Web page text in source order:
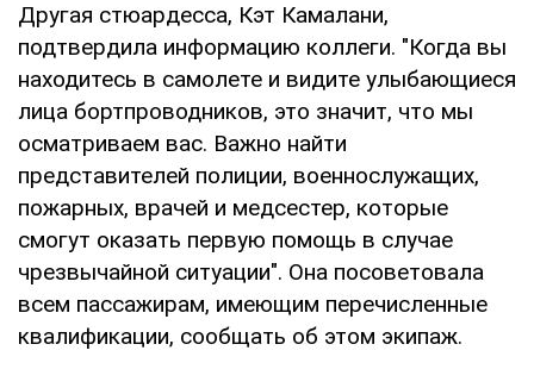
Другая стюардесса, Кэт Камалани,
подтвердила информацию коллеги. "Когда вы
находитесь в самолете и видите улыбающиеся
лица бортпроводников, это значит, что мы
осматриваем вас. Важно найти
представителей полиции, военнослужащих,
пожарных, врачей и медсестер, которые
смогут оказать первую помощь в случае
чрезвычайной ситуации". Она посоветовала
всем пассажирам, имеющим перечисленные
квалификации, сообщать об этом экипаж.